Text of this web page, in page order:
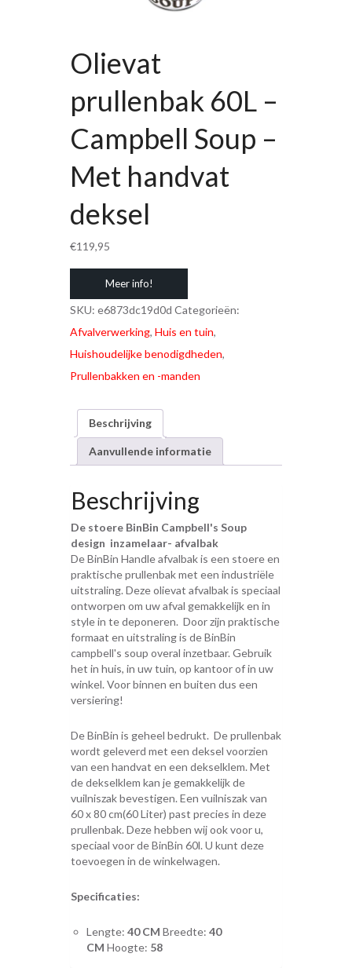
Olievat
prullenbak 60L –
Campbell Soup –
Met handvat
deksel
€119,95
Meer info!
SKU: e6873dc19d0d Categorieën:
Afvalverwerking, Huis en tuin,
Huishoudelijke benodigdheden,
Prullenbakken en -manden
Beschrijving
Aanvullende informatie
Beschrijving
De stoere BinBin Campbell's Soup
design inzamelaar- afvalbak
De BinBin Handle afvalbak is een stoere en
praktische prullenbak met een industriële
uitstraling. Deze olievat afvalbak is speciaal
ontworpen om uw afval gemakkelijk en in
style in te deponeren. Door zijn praktische
formaat en uitstraling is de BinBin
campbell's soup overal inzetbaar. Gebruik
het in huis, in uw tuin, op kantoor of in uw
winkel. Voor binnen en buiten dus een
versiering!
De BinBin is geheel bedrukt. De prullenbak
wordt geleverd met een deksel voorzien
van een handvat en een dekselklem. Met
de dekselklem kan je gemakkelijk de
vuilniszak bevestigen. Een vuilniszak van
60 x 80 cm(60 Liter) past precies in deze
prullenbak. Deze hebben wij ook voor u,
speciaal voor de BinBin 60l. U kunt deze
toevoegen in de winkelwagen.
Specificaties:
Lengte: 40 CM Breedte: 40
CM Hoogte: 58